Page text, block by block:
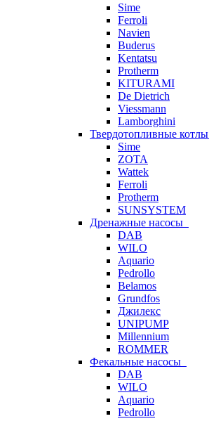
Sime
Ferroli
Navien
Buderus
Kentatsu
Protherm
KITURAMI
De Dietrich
Viessmann
Lamborghini
Твердотопливные котлы
Sime
ZOTA
Wattek
Ferroli
Protherm
SUNSYSTEM
Дренажные насосы
DAB
WILO
Aquario
Pedrollo
Belamos
Grundfos
Джилекс
UNIPUMP
Millennium
ROMMER
Фекальные насосы
DAB
WILO
Aquario
Pedrollo